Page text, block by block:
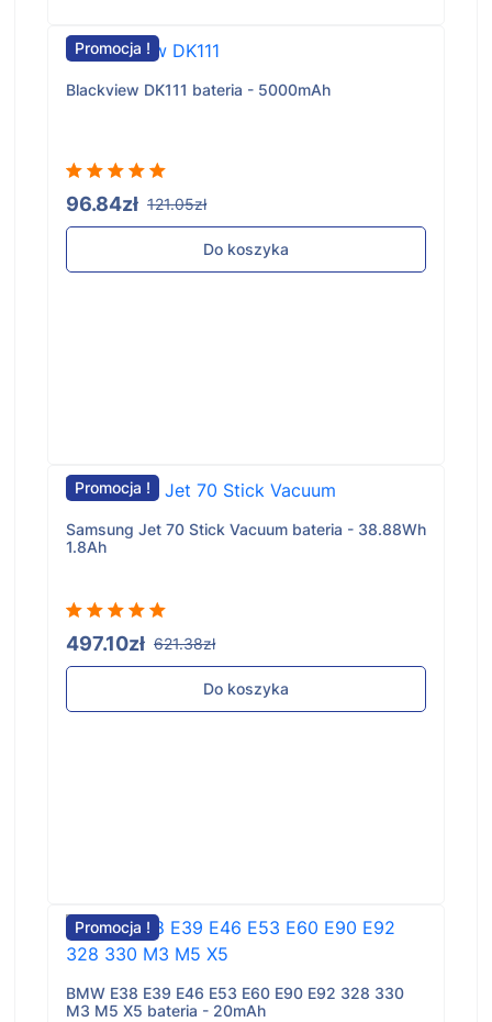
Promocja !
Blackview DK111 bateria - 5000mAh
96.84zł 121.05zł
Do koszyka
Promocja !
Samsung Jet 70 Stick Vacuum bateria - 38.88Wh
1.8Ah
497.10zł 621.38zł
Do koszyka
Promocja !
BMW E38 E39 E46 E53 E60 E90 E92 328 330
M3 M5 X5 bateria - 20mAh